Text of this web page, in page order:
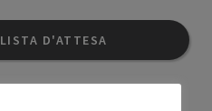
LISTA D'ATTESA